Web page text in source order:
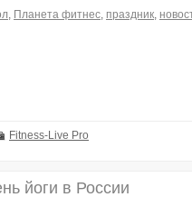
, Планета фитнес, праздник,
Fitness-Live Pro
йоги в России